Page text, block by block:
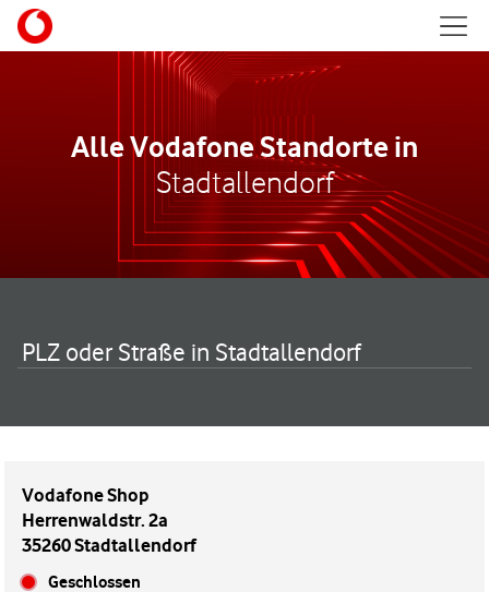
Skip to content
Alle Vodafone Standorte in
Stadtallendorf
PLZ oder Straße in Stadtallendorf
Vodafone Shop
Herrenwaldstr. 2a
35260 Stadtallendorf
Geschlossen